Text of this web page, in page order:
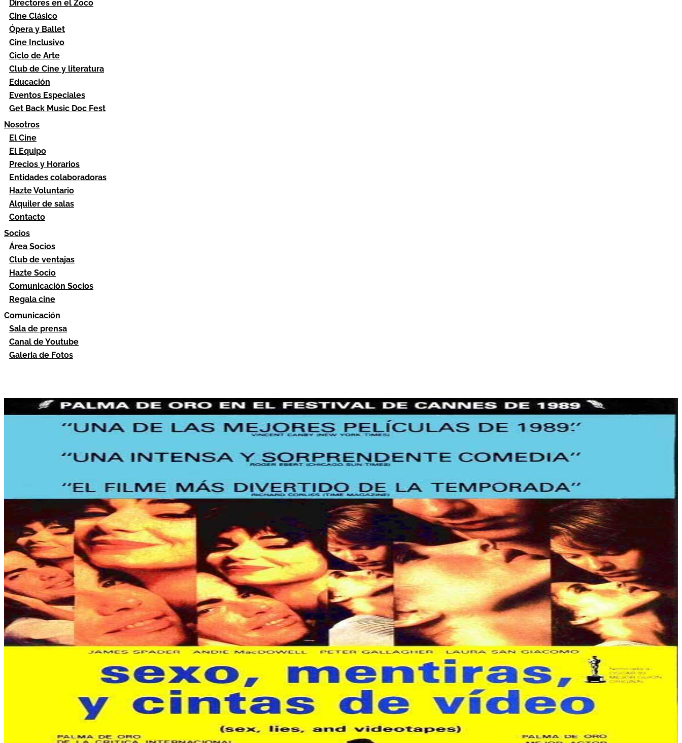
Directores en el Zoco
Cine Clásico
Ópera y Ballet
Cine Inclusivo
Ciclo de Arte
Club de Cine y literatura
Educación
Eventos Especiales
Get Back Music Doc Fest
Nosotros
El Cine
El Equipo
Precios y Horarios
Entidades colaboradoras
Hazte Voluntario
Alquiler de salas
Contacto
Socios
Área Socios
Club de ventajas
Hazte Socio
Comunicación Socios
Regala cine
Comunicación
Sala de prensa
Canal de Youtube
Galeria de Fotos